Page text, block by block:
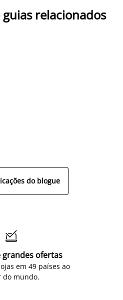
relacionados
do blogue

grandes ofertas
em 49 países ao
do mundo.